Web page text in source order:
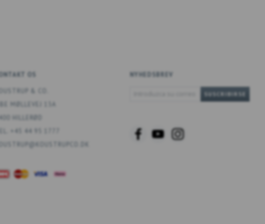
OS
MØLLEVEJ 13A
HILLERØD
+45 44 95 1777
NYHEDSBREV
SUSCRIBIRSE